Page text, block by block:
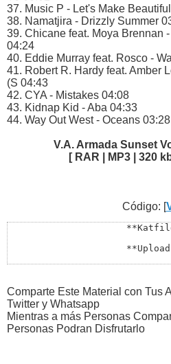
37. Music P - Let's Make
38. Namatjira - Drizzly Summer
39. Chicane feat. Moya Brennan
04:24
40. Eddie Murray feat. Rosco -
41. Robert R. Hardy feat. Amber
(S 04:43
42. CYA - Mistakes 04:08
43. Kidnap Kid - Aba 04:33
44. Way Out West - Oceans 03:28
V.A. Armada Sunset
[ RAR | MP3 | 320
Código: [
**Todos los Enlaces
http://
Comparte Este Material con Tus
Twitter y Whatsapp
Mientras a más Personas
Personas Podran Disfrutarlo